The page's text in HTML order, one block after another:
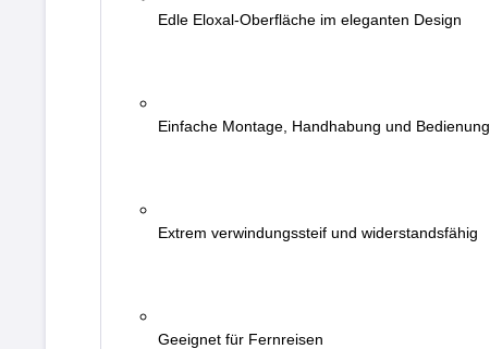
Edle Eloxal-Oberfläche im eleganten Design
Einfache Montage, Handhabung und Bedienung
Extrem verwindungssteif und widerstandsfähig
Geeignet für Fernreisen